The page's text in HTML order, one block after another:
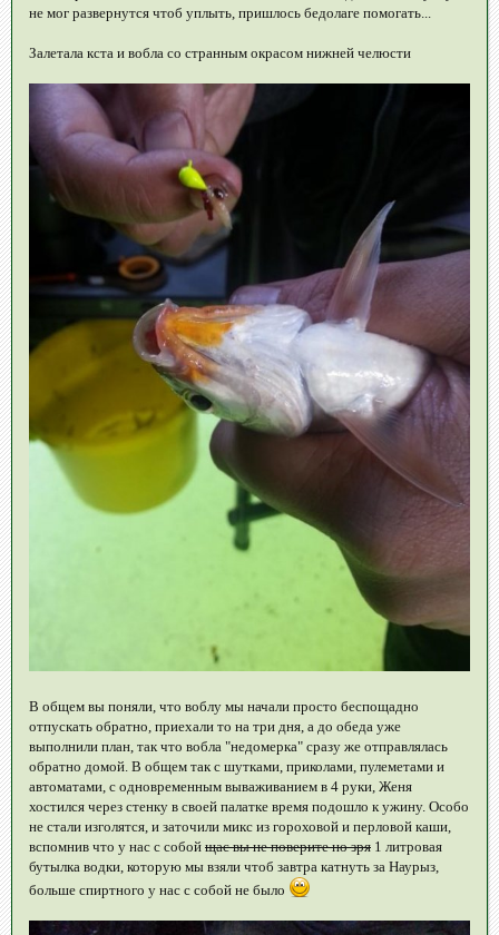
не мог развернутся чтоб уплыть, пришлось бедолаге помогать...
Залетала кста и вобла со странным окрасом нижней челюсти
В общем вы поняли, что воблу мы начали просто беспощадно
отпускать обратно, приехали то на три дня, а до обеда уже
выполнили план, так что вобла "недомерка" сразу же отправлялась
обратно домой. В общем так с шутками, приколами, пулеметами и
автоматами, с одновременным вываживанием в 4 руки, Женя
хостился через стенку в своей палатке время подошло к ужину. Особо
не стали изголятся, и заточили микс из гороховой и перловой каши,
вспомнив что у нас с собой щас вы не поверите но зря 1 литровая
бутылка водки, которую мы взяли чтоб завтра катнуть за Наурыз,
больше спиртного у нас с собой не было